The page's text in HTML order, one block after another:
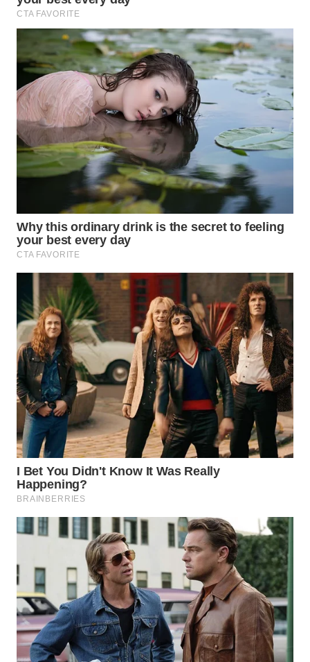
WN
LABUHANBATU
WN
TAPANULI
TENGAH
WN DELI
SERDANG
TEBING
TINGGI
WN
KARAWANG
WN
BEKASI
WN
BOGOR
WN
DEPOK
WN
TAPANULI
WN
SAMOSIR
WN
PADANG